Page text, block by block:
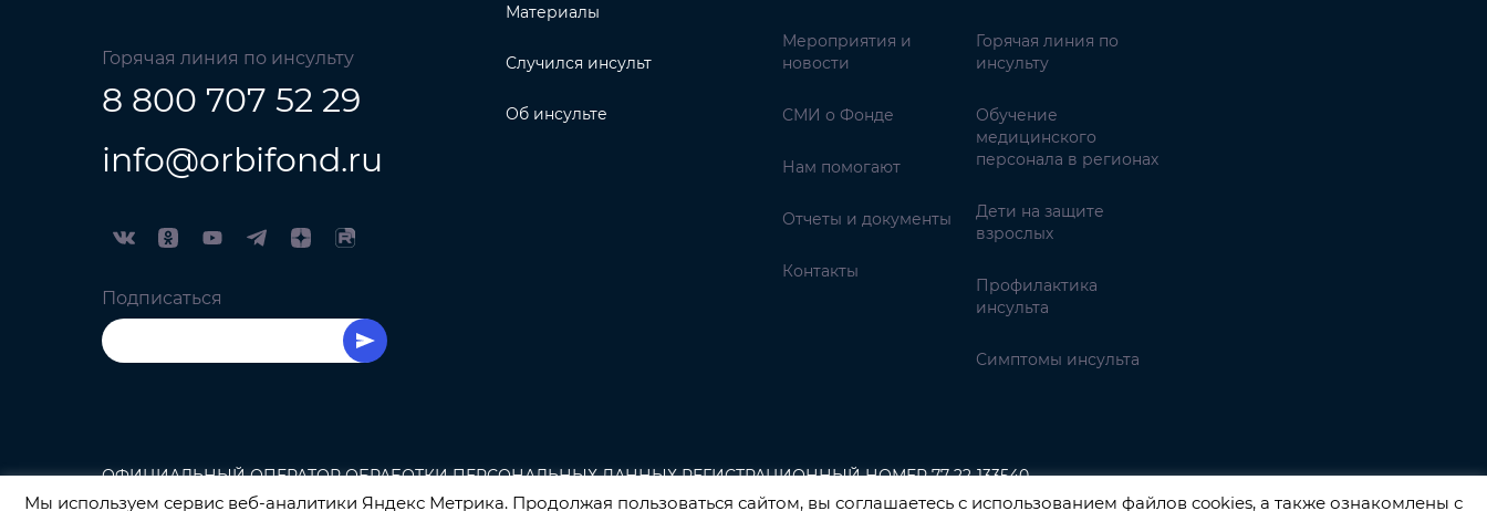
Горячая линия по инсульту
8 800 707 52 29
info@orbifond.ru
Подписаться
Материалы
Случился инсульт
Об инсульте
Мероприятия и
новости
СМИ о Фонде
Нам помогают
Отчеты и документы
Контакты
Горячая линия по
инсульту
Обучение
медицинского
персонала в регионах
Дети на защите
взрослых
Профилактика
инсульта
Симптомы инсульта
ОФИЦИАЛЬНЫЙ ОПЕРАТОР ОБРАБОТКИ ПЕРСОНАЛЬНЫХ ДАННЫХ РЕГИСТРАЦИОННЫЙ НОМЕР 77-22-133540
Мы используем сервис веб-аналитики Яндекс Метрика. Продолжая пользоваться сайтом, вы соглашаетесь с использованием файлов cookies, а также ознакомлены с